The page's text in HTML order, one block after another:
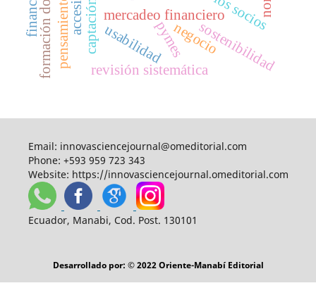
mercadeo financiero
pymes
usabilidad
formación docente revisión sistemática
negociosostenibilidad
Email: innovasciencejournal@omeditorial.com
Phone: +593 959 723 343
Website: https://innovasciencejournal.omeditorial.com
Ecuador, Manabi, Cod. Post. 130101
Desarrollado por: © 2022 Oriente-Manabí Editorial